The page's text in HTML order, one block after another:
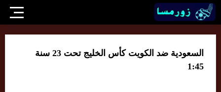
السعودية ضد الكويت كأس الخليج تحت 23 سنة
1:45